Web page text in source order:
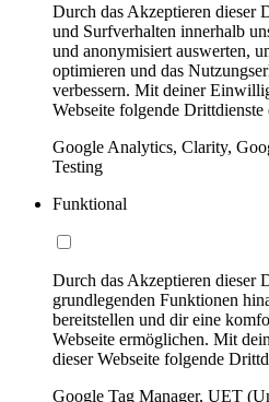
Durch das Akzeptieren dieser
und Surfverhalten innerhalb
und anonymisiert auswerten,
optimieren und das
verbessern. Mit deiner
Webseite folgende Drittdienste
Google Analytics, Clarity,
Testing
Funktional
Durch das Akzeptieren dieser
grundlegenden Funktionen
bereitstellen und dir eine
Webseite ermöglichen. Mit
dieser Webseite folgende
Google Tag Manager, UET